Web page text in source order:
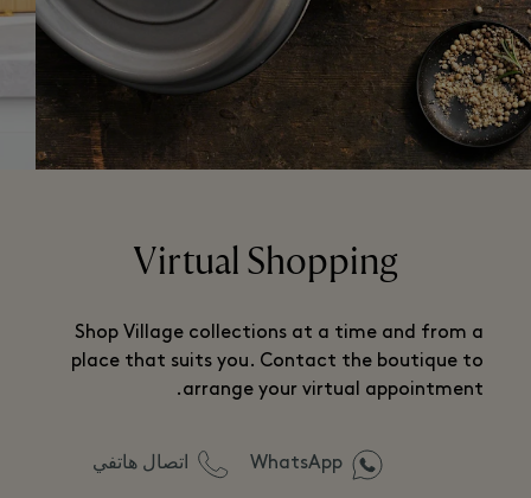
Virtual Shopping
Shop Village collections at a time and from a
place that suits you. Contact the boutique to
arrange your virtual appointment.
WhatsApp اتصال هاتفي